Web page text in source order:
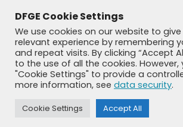
Previously used menu 1
+49 8192 99 7 33-20
DFGE Cookie Settings
We use cookies on our website to
relevant experience by remembering
and repeat visits. By clicking “Accept
to the use of all the cookies. However,
"Cookie Settings" to provide a
more information, see data security.
Cookie Settings Accept All